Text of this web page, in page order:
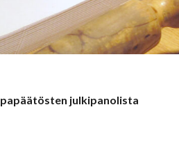
julkipanolista